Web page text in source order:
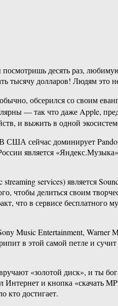
десять раз,
тысячу долларов! Людям
обсерился со своим
— так что даже Apple,
и выжить в одной
сейчас доминирует
является
services) является
чтобы делиться своим
в сервисе бесплатного
Music Entertainment, Warner
в этой самой петле и
«золотой диск», и ты
и кнопка «скачать
кто достигает.